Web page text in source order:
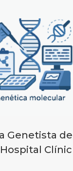
Genetista de